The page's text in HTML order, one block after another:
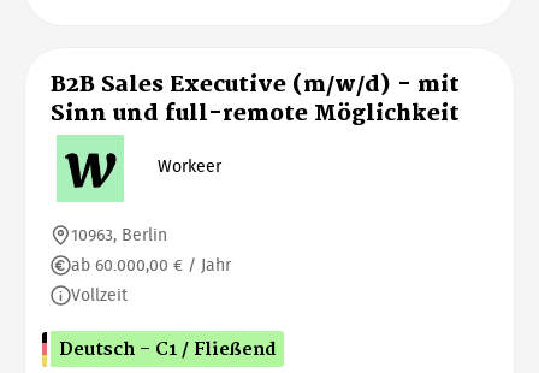
B2B Sales Executive (m/w/d) - mit
Sinn und full-remote Möglichkeit
Workeer
10963, Berlin
ab 60.000,00 € / Jahr
Vollzeit
Deutsch - C1 / Fließend